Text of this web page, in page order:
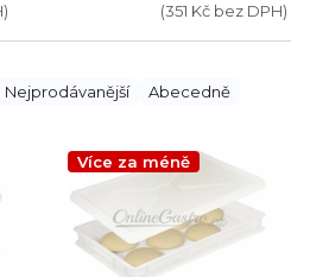
(351 Kč bez DPH)
Nejprodávanější Abecedně
Více za méně